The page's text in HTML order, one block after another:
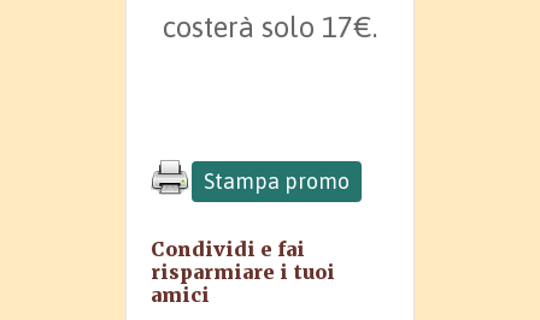
costerà solo 17€.
Stampa promo
Condividi e fai
risparmiare i tuoi
amici